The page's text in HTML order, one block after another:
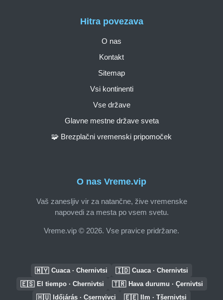
O nas Vreme.vip
Vaš zanesljiv vir za natančne, žive vremenske
napovedi za mesta po vsem svetu.
Vreme.vip © 2026. Vse pravice pridržane.
Hitra povezava
O nas
Kontakt
Sitemap
Vsi kontinenti
Vse države
Glavne mestne države sveta
🧩 Brezplačni vremenski pripomoček
🇲🇾 Cuaca · Chernivtsi 🇮🇩 Cuaca · Chernivtsi
🇪🇸 El tiempo · Chernivtsi 🇹🇷 Hava durumu · Çernivtsi
🇭🇺 Időjárás · Csernyivci 🇪🇪 Ilm · Tšernivtsi